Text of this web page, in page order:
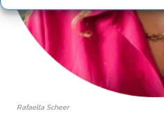
Rafaella Scheer